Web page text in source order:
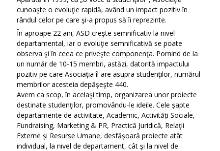
cunoaşte o evoluţie rapidă, având un impact pozitiv în
rândul celor pe care şi-a propus să îi reprezinte.
În aproape 22 ani, ASD creşte semnificativ la nivel
departamental, iar o evoluţie semnificativă se poate
observa şi în ceea ce priveşte componenţa. Pornind de la
un număr de 10-15 membri, astăzi, datorită impactului
pozitiv pe care Asociaţia îl are asupra studenţilor, numărul
membrilor acesteia depăşeşte 440.
Avem ca scop, în acelaşi timp, organizarea unor proiecte
destinate studenţilor, promovându-le ideile. Cele șapte
departamente de activitate, Academic, Activități Sociale,
Fundraising, Marketing & PR, Practică Juridică, Relaţii
Externe și Resurse Umane, desfășoară proiecte atât
individual, la nivel de departament, cât şi la nivel de